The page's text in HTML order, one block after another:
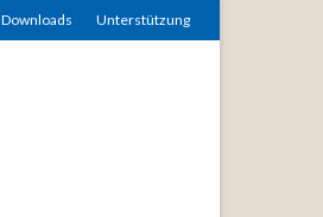
Downloads Unterstützung